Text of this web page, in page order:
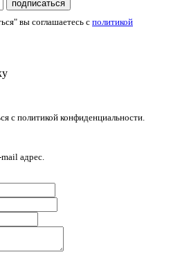
подписаться
вы соглашаетесь с политикой
с политикой конфиденциальности.
адрес.